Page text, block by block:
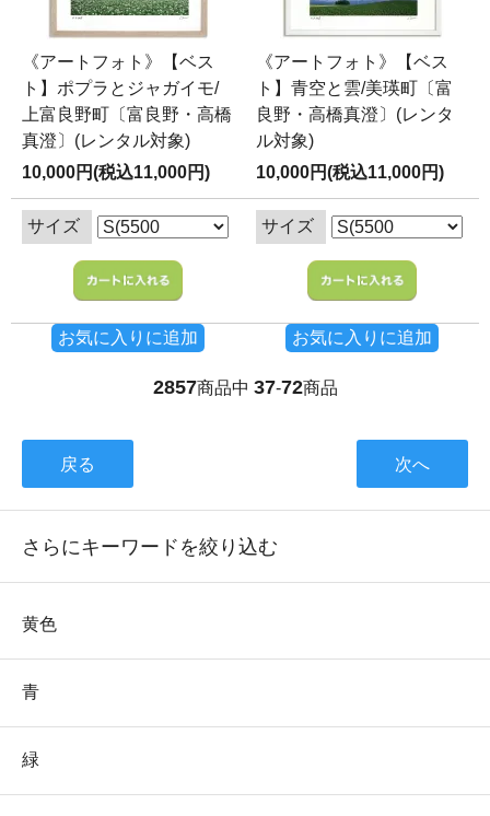
《アートフォト》【ベス
ト】ポプラとジャガイモ/
上富良野町〔富良野・高橋
真澄〕(レンタル対象)
10,000円(税込11,000円)
サイズ
お気に入りに追加
《アートフォト》【ベス
ト】青空と雲/美瑛町〔富
良野・高橋真澄〕(レンタ
ル対象)
10,000円(税込11,000円)
サイズ
お気に入りに追加
2857商品中 37-72商品
戻る 次へ
さらにキーワードを絞り込む
黄色
青
緑